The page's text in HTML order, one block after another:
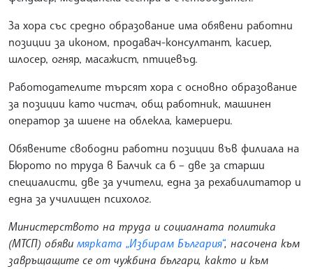
За хора със средно образование има обявени работни
позиции за иконом, продавач-консултант, касиер,
шлосер, огняр, масажист, птицевъд.
Работодателите търсят хора с основно образование
за позиции като чистач, общ работник, машинен
оператор за шиене на облекла, камериери.
Обявените свободни работни позиции във филиала на
Бюрото по труда в Балчик са 6 – две за старши
специалисти, две за учители, една за рехабилитатор и
една за училищен психолог.
Министерството на труда и социалната политика
(МТСП) обяви мярката „Избирам България“, насочена към
завръщащите се от чужбина българи, както и към